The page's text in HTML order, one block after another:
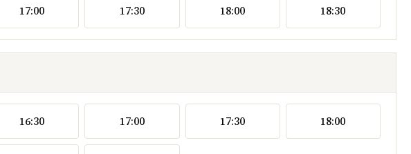
17:00 17:30 18:00 18:30
16:30 17:00 17:30 18:00